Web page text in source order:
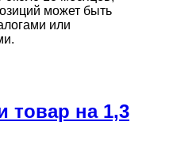
может быть
или
товар на 1,3